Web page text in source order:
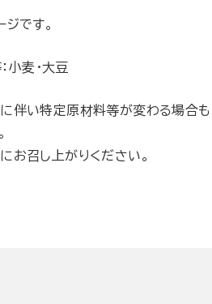
です。
小麦・大豆
伴い特定原材料等が変わる場合も
お召し上がりください。